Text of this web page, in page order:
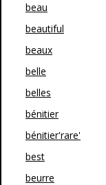
beau
beautiful
beaux
belle
belles
bénitier
bénitier'rare'
best
beurre